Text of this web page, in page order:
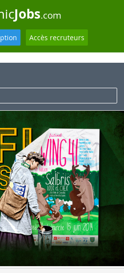
Jobs.com
Accès recruteurs